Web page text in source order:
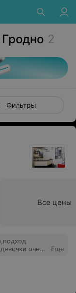
2
Фильтры
Все цены
очень
Еще